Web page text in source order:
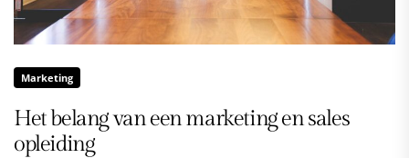
Marketing
Het belang van een marketing en sales
opleiding